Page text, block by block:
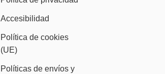
Accesibilidad
Política de cookies
(UE)
Políticas de envíos y